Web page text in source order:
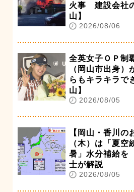
火事 建設会社
山】
2026/08/06
全英女子ＯＰ制
（岡山市出身）
らもキラキラで
山】
2026/08/05
【岡山・香川
（木）は「夏
暑」水分補給
士が解説
2026/08/05